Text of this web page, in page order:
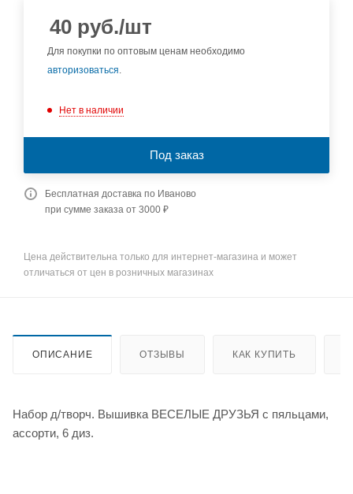
40 руб./шт
Для покупки по оптовым ценам необходимо
авторизоваться.
Нет в наличии
Под заказ
Бесплатная доставка по Иваново
при сумме заказа от 3000 ₽
Цена действительна только для интернет-магазина и может
отличаться от цен в розничных магазинах
ОПИСАНИЕ ОТЗЫВЫ КАК КУПИТЬ
Набор д/творч. Вышивка ВЕСЕЛЫЕ ДРУЗЬЯ с пяльцами,
ассорти, 6 диз.